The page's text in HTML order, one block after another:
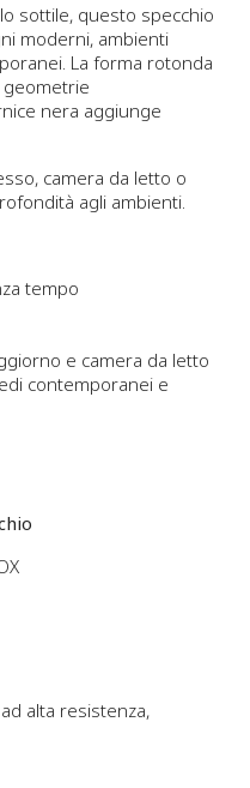
sottile, questo specchio
moderni, ambienti
La forma rotonda
nera aggiunge
camera da letto o
agli ambienti.
tempo
e camera da letto
contemporanei e
alta resistenza,